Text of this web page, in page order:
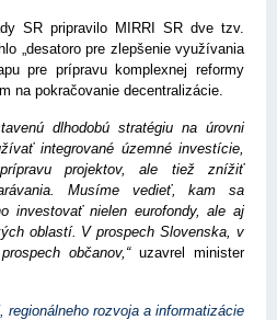
SR pripravilo MIRRI SR dve tzv.
„desatoro pre zlepšenie využívania
pre prípravu komplexnej reformy
na pokračovanie decentralizácie.
dlhodobú stratégiu na úrovni
integrované územné investície,
projektov, ale tiež znížiť
Musíme vedieť, kam sa
investovať nielen eurofondy, ale aj
oblastí. V prospech Slovenska, v
občanov,“uzavrel minister
rozvoja a informatizácie